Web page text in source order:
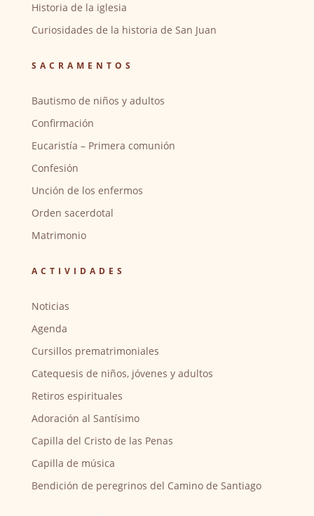
Historia de la iglesia
Curiosidades de la historia de San Juan
SACRAMENTOS
Bautismo de niños y adultos
Confirmación
Eucaristía – Primera comunión
Confesión
Unción de los enfermos
Orden sacerdotal
Matrimonio
ACTIVIDADES
Noticias
Agenda
Cursillos prematrimoniales
Catequesis de niños, jóvenes y adultos
Retiros espirituales
Adoración al Santísimo
Capilla del Cristo de las Penas
Capilla de música
Bendición de peregrinos del Camino de Santiago